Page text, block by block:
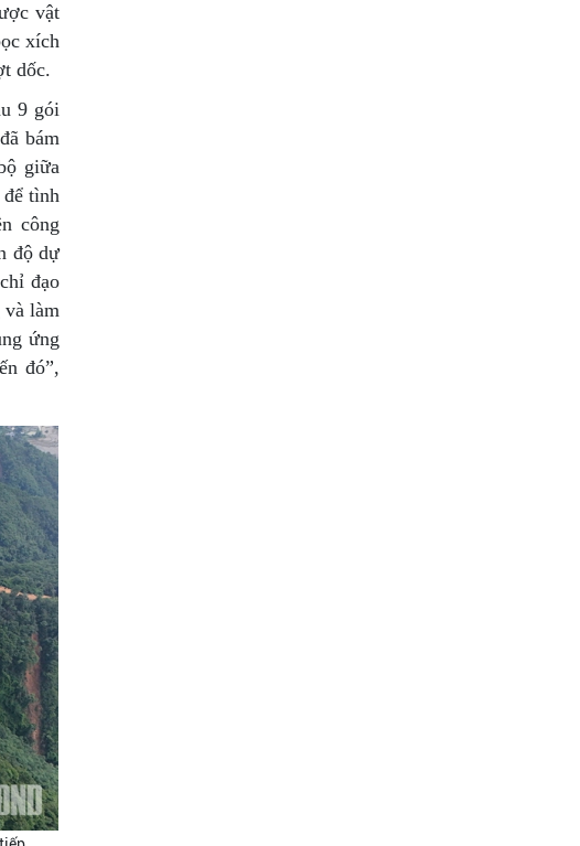
vật
xích
dốc.
9 gói
bám
giữa
tình
công
độ dự
đạo
làm
ứng
đó”,